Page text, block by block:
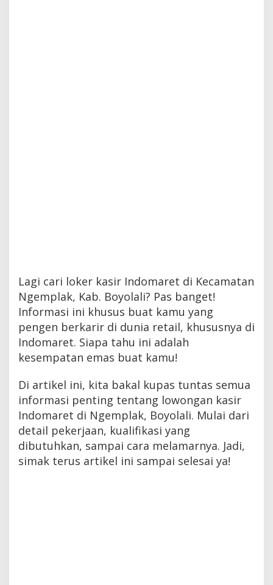
Lagi cari loker kasir Indomaret di Kecamatan
Ngemplak, Kab. Boyolali? Pas banget!
Informasi ini khusus buat kamu yang
pengen berkarir di dunia retail, khususnya di
Indomaret. Siapa tahu ini adalah
kesempatan emas buat kamu!
Di artikel ini, kita bakal kupas tuntas semua
informasi penting tentang lowongan kasir
Indomaret di Ngemplak, Boyolali. Mulai dari
detail pekerjaan, kualifikasi yang
dibutuhkan, sampai cara melamarnya. Jadi,
simak terus artikel ini sampai selesai ya!